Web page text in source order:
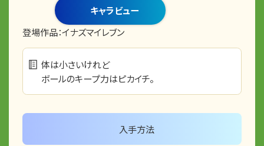
キャラビュー
登場作品：イナズマイレブン
体は小さいけれど
ボールのキープ力はピカイチ。
入手方法